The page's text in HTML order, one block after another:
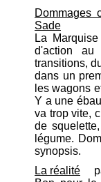
Dommages
Sade
La
d'action au
transitions,
dans un
les wagons
Y a une
va trop vite,
de
légume.
synopsis.
La réalité